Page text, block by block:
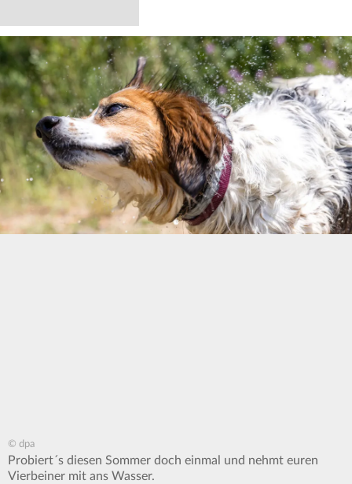
© dpa
Probiert´s diesen Sommer doch einmal und nehmt euren
Vierbeiner mit ans Wasser.